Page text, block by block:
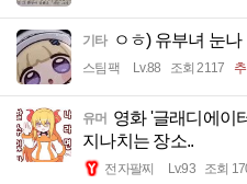
기타 ㅇㅎ) 유부녀 눈나
스팀팩 Lv.88 조회 2117
유머 영화 '글래디에이
지나치는 장소..
전자팔찌 Lv.93 조회